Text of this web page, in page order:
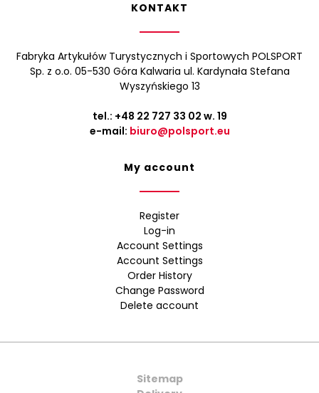
KONTAKT
Fabryka Artykułów Turystycznych i Sportowych POLSPORT
Sp. z o.o. 05-530 Góra Kalwaria ul. Kardynała Stefana
Wyszyńskiego 13
tel.: +48 22 727 33 02 w. 19
e-mail: biuro@polsport.eu
My account
Register
Log-in
Account Settings
Account Settings
Order History
Change Password
Delete account
Sitemap